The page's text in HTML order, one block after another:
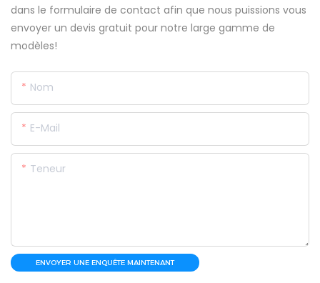
dans le formulaire de contact afin que nous puissions vous
envoyer un devis gratuit pour notre large gamme de
modèles!
Nom
E-Mail
Teneur
ENVOYER UNE ENQUÊTE MAINTENANT